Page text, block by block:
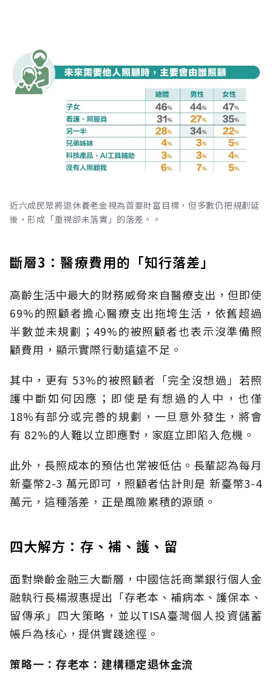
近六成民眾將退休養老金視為首要財富目標，但多數仍把規劃延
後，形成「重視卻未落實」的落差。。
斷層3：醫療費用的「知行落差」
高齡生活中最大的財務威脅來自醫療支出，但即使
69%的照顧者擔心醫療支出拖垮生活，依舊超過
半數並未規劃；49%的被照顧者也表示沒準備照
顧費用，顯示實際行動遠遠不足。
其中，更有 53%的被照顧者「完全沒想過」若照
護中斷如何因應；即使是有想過的人中，也僅
18%有部分或完善的規劃，一旦意外發生，將會
有 82%的人難以立即應對，家庭立即陷入危機。
此外，長照成本的預估也常被低估。長輩認為每月
新臺幣2-3 萬元即可，照顧者估計則是 新臺幣3-4
萬元，這種落差，正是風險累積的源頭。
四大解方：存、補、護、留
面對樂齡金融三大斷層，中國信託商業銀行個人金
融執行長楊淑惠提出「存老本、補病本、護保本、
留傳承」四大策略，並以TISA臺灣個人投資儲蓄
帳戶為核心，提供實踐途徑。
策略一：存老本：建構穩定退休金流